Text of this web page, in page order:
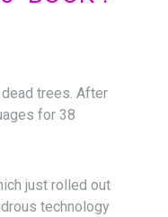
trees. After
for 38
just rolled out
technology